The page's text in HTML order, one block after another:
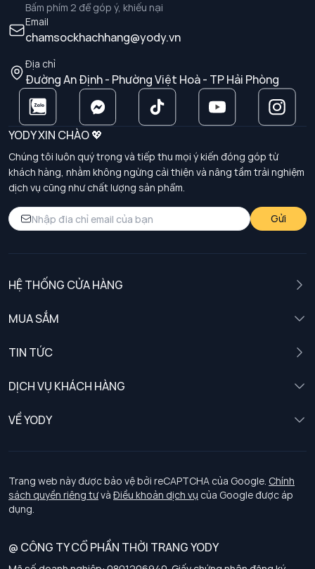
Bấm phím 2 để góp ý, khiếu nại
Email
chamsockhachhang@yody.vn
Địa chỉ
Đường An Định - Phường Việt Hoà - TP Hải Phòng
YODY XIN CHÀO 💖
Chúng tôi luôn quý trọng và tiếp thu mọi ý kiến đóng góp từ
khách hàng, nhằm không ngừng cải thiện và nâng tầm trải nghiệm
dịch vụ cũng như chất lượng sản phẩm.
Gửi
HỆ THỐNG CỬA HÀNG
MUA SẮM
TIN TỨC
DỊCH VỤ KHÁCH HÀNG
Chính sách khách hàng thân thiết
Chính sách bảo vệ dữ liệu cá nhân
Chính sách thanh toán, giao nhận
Chính sách chất lượng và an toàn sức khoẻ nghề nghiệp
VỀ YODY
Tuyển dụng
Trang web này được bảo vệ bởi reCAPTCHA của Google. Chính
sách quyền riêng tưvà Điều khoản dịch vụ của Google được áp
dụng.
@ CÔNG TY CỔ PHẦN THỜI TRANG YODY